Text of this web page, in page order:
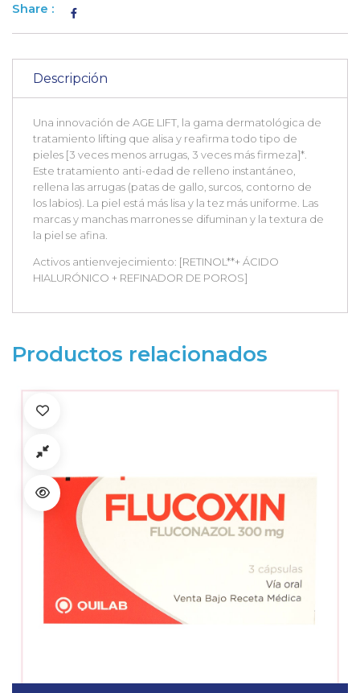
Share :
Descripción
Una innovación de AGE LIFT, la gama dermatológica de
tratamiento lifting que alisa y reafirma todo tipo de
pieles [3 veces menos arrugas, 3 veces más firmeza]*.
Este tratamiento anti-edad de relleno instantáneo,
rellena las arrugas (patas de gallo, surcos, contorno de
los labios). La piel está más lisa y la tez más uniforme. Las
marcas y manchas marrones se difuminan y la textura de
la piel se afina.
Activos antienvejecimiento: [RETINOL**+ ÁCIDO
HIALURÓNICO + REFINADOR DE POROS]
Productos relacionados